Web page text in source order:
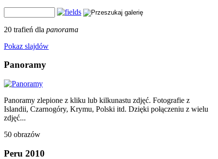
20 trafień dla panorama
Pokaz slajdów
Panoramy
Panoramy zlepione z kliku lub kilkunastu zdjęć. Fotografie z
Islandii, Czarnogóry, Krymu, Polski itd. Dzięki połączeniu z wielu
zdjęć...
50 obrazów
Peru 2010